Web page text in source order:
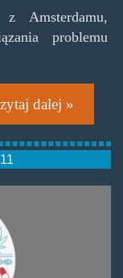
Amsterdamu,
problemu
dalej »